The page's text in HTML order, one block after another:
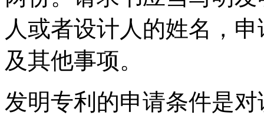
人或者设计人的姓名，
及其他事项。
发明专利的申请条件是